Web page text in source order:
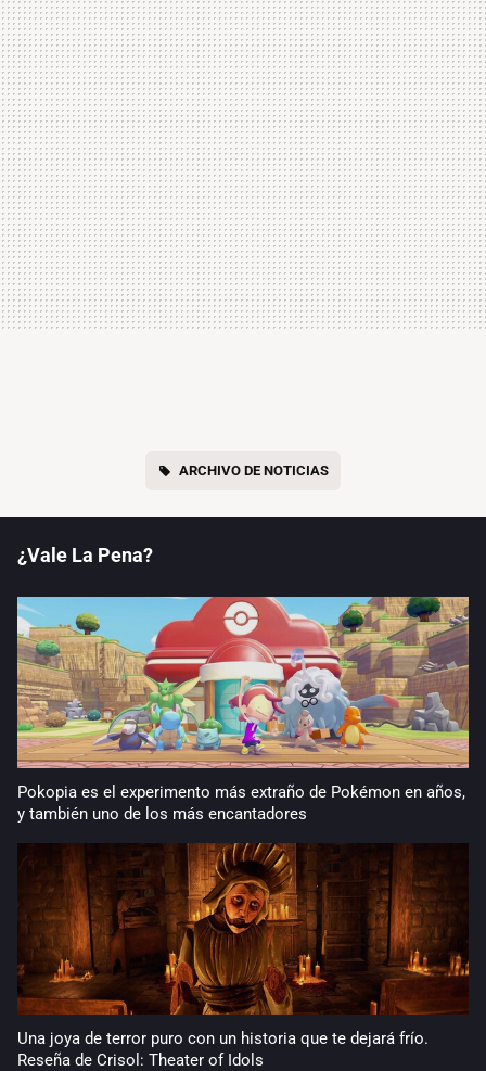
ARCHIVO DE NOTICIAS
¿Vale La Pena?
Pokopia es el experimento más extraño de Pokémon en años,
y también uno de los más encantadores
Una joya de terror puro con un historia que te dejará frío.
Reseña de Crisol: Theater of Idols